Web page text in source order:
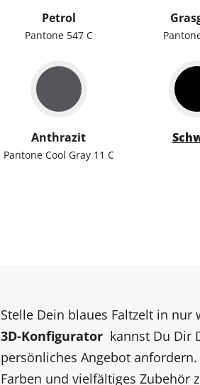
Petrol
Pantone 547 C
Anthrazit
Pantone Cool Gray 11 C
Stelle Dein blaues Faltzelt in
3D-Konfigurator kannst Du Dir
persönliches Angebot
Farben und vielfältiges Zubehör